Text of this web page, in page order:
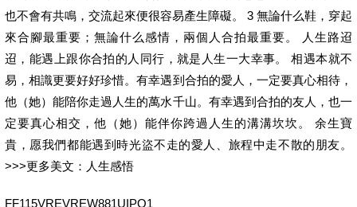
也不會有共鳴，交流起來便很容易產生障礙。 3 無論什么鞋，穿起
來合腳最重要；無論什么感情，兩個人合拍最重要。 人生路迢
迢，能遇上跟你合拍的人同行，就是人生一大幸事。 相遇本就不
易，相識更要好好珍惜。有幸遇到合拍的愛人，一定要真心相待，
他（她）能陪你走過人生的萬水千山。有幸遇到合拍的友人，也一
定要真心相交，他（她）能伴你跨過人生的溝溝坎坎。 余生寶
貴，愿我們都能遇到時光盜不走的愛人、旅程中走不散的朋友。
>>>更多美文：人生感悟
FF115VREVREW881UIPO1